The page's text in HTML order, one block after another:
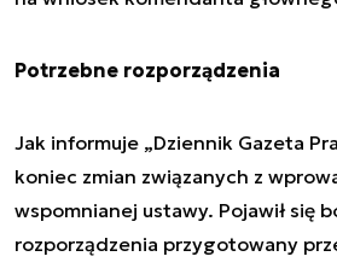
Potrzebne rozporządzenia
Jak informuje „Dziennik Gazeta
koniec zmian związanych z
wspomnianej ustawy. Pojawił się
rozporządzenia przygotowany